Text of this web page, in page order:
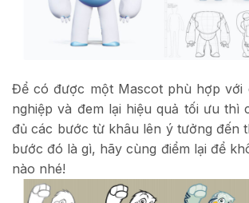
Để có được một Mascot phù hợp với
nghiệp và đem lại hiệu quả tối ưu thì
đủ các bước từ khâu lên ý tưởng đến
bước đó là gì, hãy cùng điểm lại để
nào nhé!